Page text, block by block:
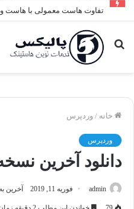
تفاوت هاست معمولی با هاست
جستجو
برای
خانه / وردپرس
وردپرس
دانلود آخرین
admin فوریه 11, 2019 آخرین به